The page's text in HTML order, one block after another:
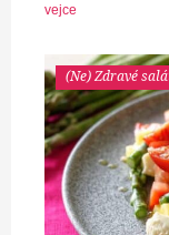
vejce
(Ne) Zdravé